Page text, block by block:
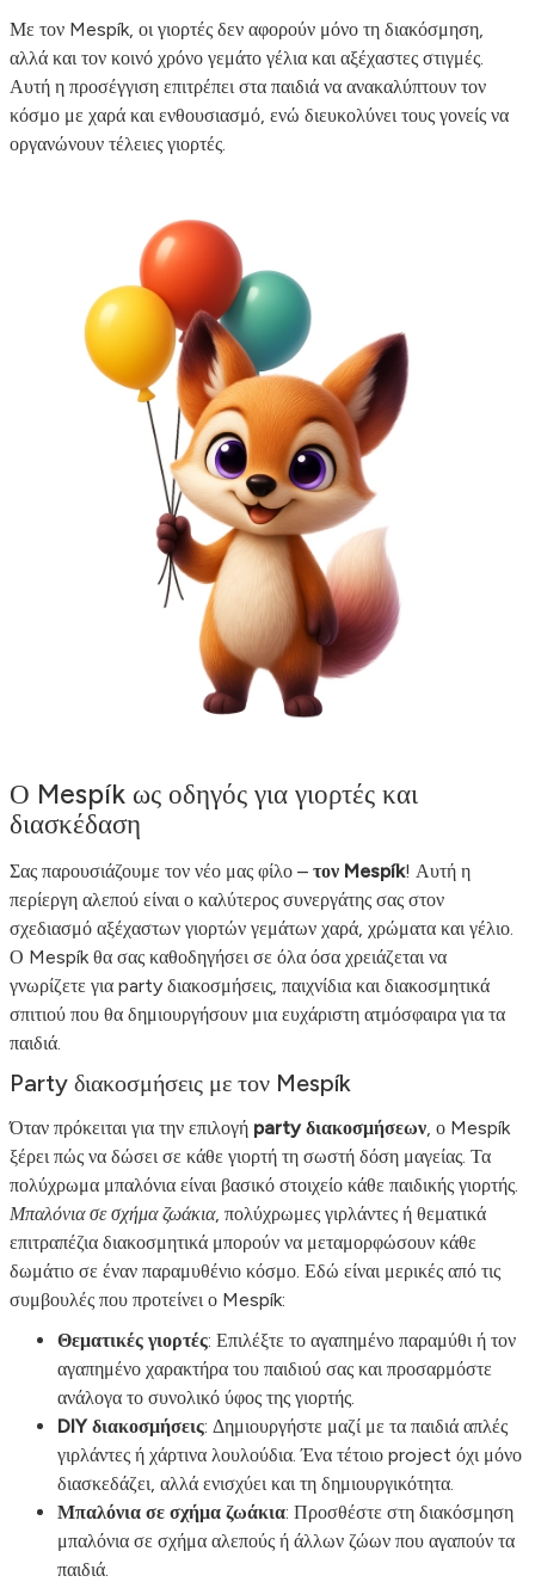
Με τον Mespík, οι γιορτές δεν αφορούν μόνο τη διακόσμηση,
αλλά και τον κοινό χρόνο γεμάτο γέλια και αξέχαστες στιγμές.
Αυτή η προσέγγιση επιτρέπει στα παιδιά να ανακαλύπτουν τον
κόσμο με χαρά και ενθουσιασμό, ενώ διευκολύνει τους γονείς να
οργανώνουν τέλειες γιορτές.
Ο Mespík ως οδηγός για γιορτές και
διασκέδαση
Σας παρουσιάζουμε τον νέο μας φίλο – τον Mespík! Αυτή η
περίεργη αλεπού είναι ο καλύτερος συνεργάτης σας στον
σχεδιασμό αξέχαστων γιορτών γεμάτων χαρά, χρώματα και γέλιο.
Ο Mespík θα σας καθοδηγήσει σε όλα όσα χρειάζεται να
γνωρίζετε για party διακοσμήσεις, παιχνίδια και διακοσμητικά
σπιτιού που θα δημιουργήσουν μια ευχάριστη ατμόσφαιρα για τα
παιδιά.
Party διακοσμήσεις με τον Mespík
Όταν πρόκειται για την επιλογή party διακοσμήσεων , ο Mespík
ξέρει πώς να δώσει σε κάθε γιορτή τη σωστή δόση μαγείας. Τα
πολύχρωμα μπαλόνια είναι βασικό στοιχείο κάθε παιδικής γιορτής.
Μπαλόνια σε σχήμα ζωάκια, πολύχρωμες γιρλάντες ή θεματικά
επιτραπέζια διακοσμητικά μπορούν να μεταμορφώσουν κάθε
δωμάτιο σε έναν παραμυθένιο κόσμο. Εδώ είναι μερικές από τις
συμβουλές που προτείνει ο Mespík:
Θεματικές γιορτές: Επιλέξτε το αγαπημένο παραμύθι ή τον
αγαπημένο χαρακτήρα του παιδιού σας και προσαρμόστε
ανάλογα το συνολικό ύφος της γιορτής.
DIY διακοσμήσεις: Δημιουργήστε μαζί με τα παιδιά απλές
γιρλάντες ή χάρτινα λουλούδια. Ένα τέτοιο project όχι μόνο
διασκεδάζει, αλλά ενισχύει και τη δημιουργικότητα.
Μπαλόνια σε σχήμα ζωάκια: Προσθέστε στη διακόσμηση
μπαλόνια σε σχήμα αλεπούς ή άλλων ζώων που αγαπούν τα
παιδιά.